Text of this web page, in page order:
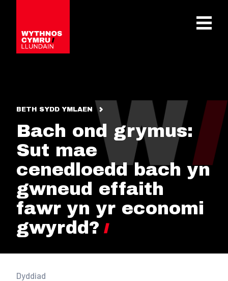
OPEN
BETH SYDD YMLAEN
Bach ond grymus:
Sut mae
cenedloedd bach yn
gwneud effaith
fawr yn yr economi
gwyrdd?
Dyddiad